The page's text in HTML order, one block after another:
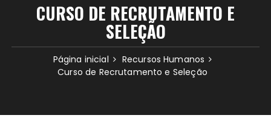
CURSO DE RECRUTAMENTO E
SELEÇÃO
Página inicial
Recursos Humanos
Curso de Recrutamento e Seleção